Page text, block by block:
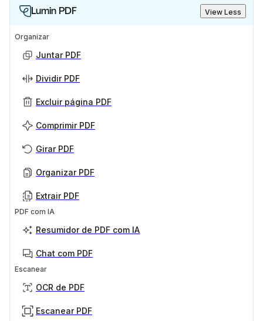
Lumin PDF View Less
Organizar
Juntar PDF
Dividir PDF
Excluir página PDF
Comprimir PDF
Girar PDF
Organizar PDF
Extrair PDF
PDF com IA
Resumidor de PDF com IA
Chat com PDF
Escanear
OCR de PDF
Escanear PDF